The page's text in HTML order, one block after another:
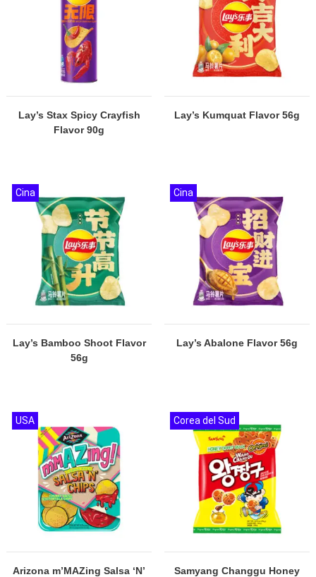
Lay’s Stax Spicy Crayfish
Flavor 90g
Lay’s Kumquat Flavor 56g
Lay’s Bamboo Shoot Flavor
56g
Cina
Lay’s Abalone Flavor 56g
Cina
Arizona m’MAZing Salsa ‘N’
USA
Samyang Changgu Honey
Corea del Sud